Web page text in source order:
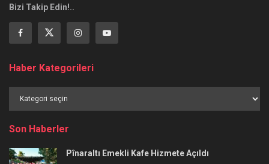
Bizi Takip Edin!..
Haber Kategorileri
Kategorileri
Son Haberler
Pînaraltı Emekli Kafe Hizmete Açıldı